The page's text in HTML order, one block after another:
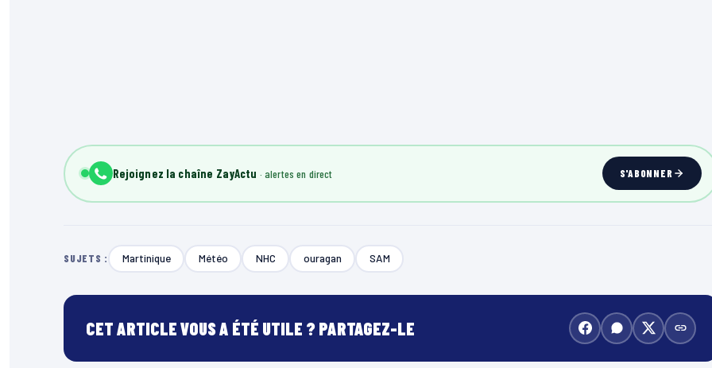
Rejoignez la chaîne ZayActu S'ABONNER
SUJETS : Martinique Météo NHC ouragan SAM
CET ARTICLE VOUS A ÉTÉ UTILE ? PARTAGEZ-LE